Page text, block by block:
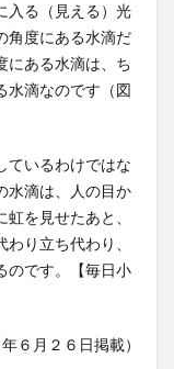
入る（見える）光
角度にある水滴だ
にある水滴は、ち
水滴なのです（図
ているわけではな
水滴は、人の目か
を見せたあと、
り立ち代わり、
のです。【毎日小
６月２６日掲載）